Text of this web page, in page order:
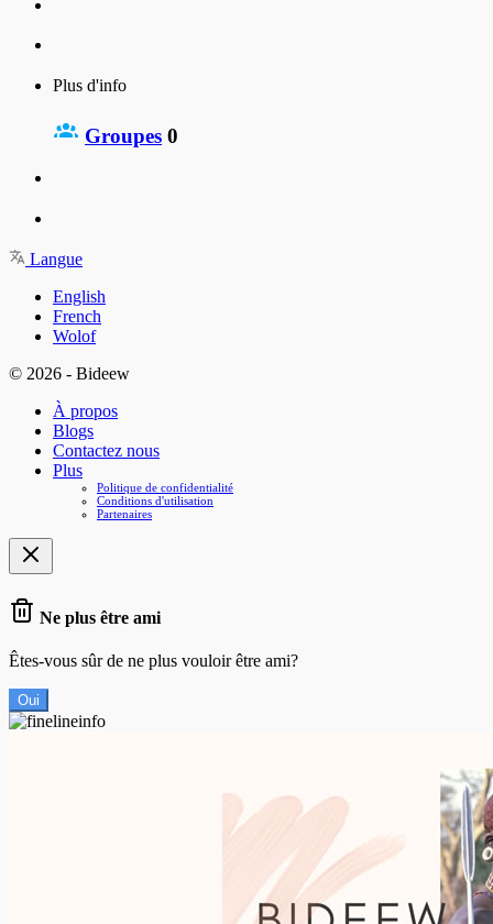
Plus d'info
Groupes 0
Langue
English
French
Wolof
© 2026 - Bideew
À propos
Blogs
Contactez nous
Plus
Politique de confidentialité
Conditions d'utilisation
Partenaires
Ne plus être ami
Êtes-vous sûr de ne plus vouloir être ami?
Oui